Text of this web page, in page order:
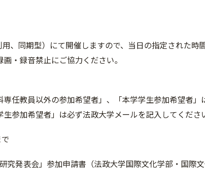
、同期型）にて開催しますので、当日の指定された時
・録音禁止にご協力ください。
専任教員以外の参加希望者」、「本学学生参加希望者
参加希望者」は必ず法政大学メールを記入してくださ
究発表会」参加申請書（法政大学国際文化学部・国際